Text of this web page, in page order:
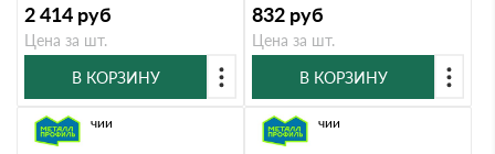
2 414 руб
Цена за шт.
В КОРЗИНУ
832 руб
Цена за шт.
В КОРЗИНУ
В наличии В наличии